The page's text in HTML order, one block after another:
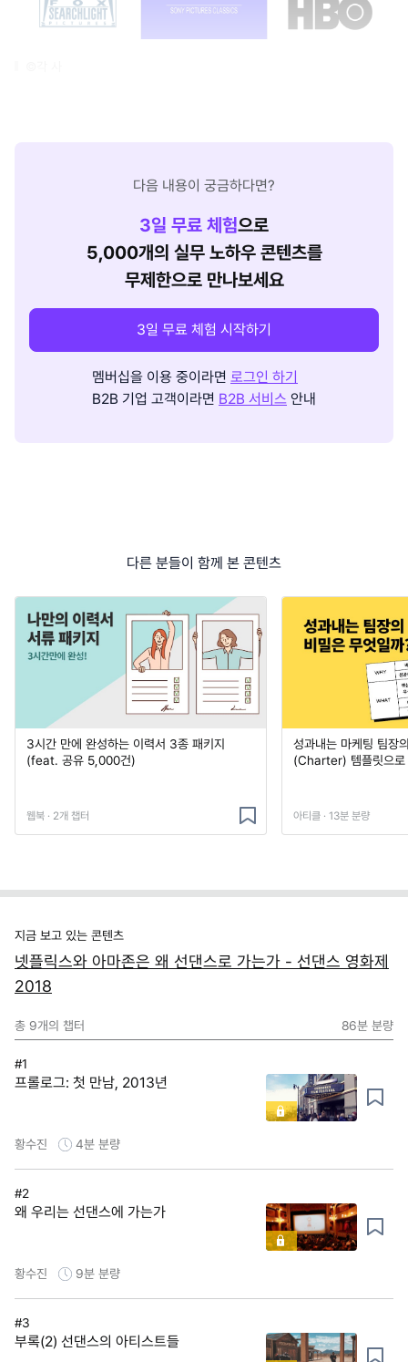
다음 내용이 궁금하다면?
3일 무료 체험으로
5,000개의 실무 노하우 콘텐츠를
무제한으로 만나보세요
3일 무료 체험 시작하기
멤버십을 이용 중이라면 로그인 하기
B2B 기업 고객이라면 B2B 서비스 안내
다른 분들이 함께 본 콘텐츠
3시간 만에 완성하는 이력서 3종 패키지
(feat. 공유 5,000건)
웹북 · 2개 챕터
성과내는 마케팅 팀장
(Charter) 템플릿으로
아티클 · 13분 분량
지금 보고 있는 콘텐츠
넷플릭스와 아마존은 왜 선댄스로 가는가 - 선댄스 영화제
2018
총 9개의 챕터 86분 분량
#1
프롤로그: 첫 만남, 2013년
황수진 4분 분량
#2
왜 우리는 선댄스에 가는가
황수진 9분 분량
#3
부록(2) 선댄스의 아티스트들